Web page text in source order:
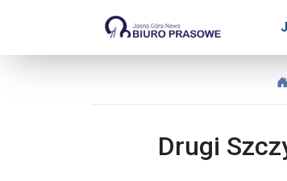
Biuro Prasowe
Drugi